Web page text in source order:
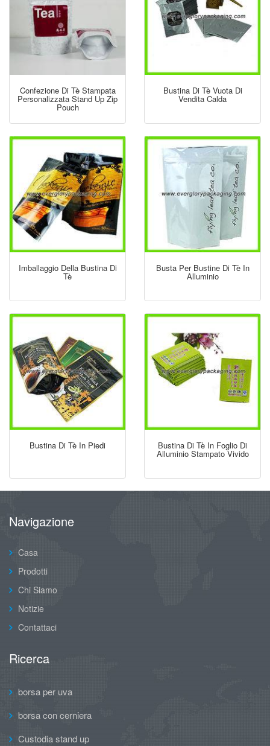
Confezione Di Tè Stampata
Personalizzata Stand Up Zip
Pouch
Bustina Di Tè Vuota Di
Vendita Calda
Imballaggio Della Bustina Di
Tè
Busta Per Bustine Di Tè In
Alluminio
Bustina Di Tè In Piedi Bustina Di Tè In Foglio Di
Alluminio Stampato Vivido
Navigazione
Casa
Prodotti
Chi Siamo
Notizie
Contattaci
Ricerca
borsa per uva
borsa con cerniera
Custodia stand up